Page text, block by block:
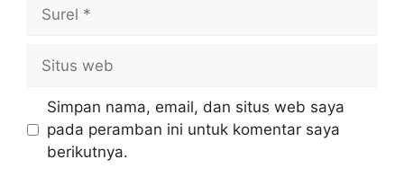
web
Simpan nama, email, dan situs web saya
pada peramban ini untuk komentar saya
berikutnya.